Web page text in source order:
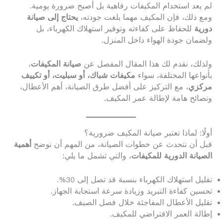
لم يعد استخدام المكيفات رفاهية بل أصبح ضرورة يومية.
ومع ذلك، فإن المكيف مهما بلغت جودته، يحتاج إلى صيانة
دورية للحفاظ على كفاءته وتوفير استهلاك الكهرباء، بل
ولضمان جودة الهواء داخل المنزل.
ولذلك، نقدم لك هذا المقال المفصل عن صيانة المكيفات،
بأنواعها المختلفة، سواء مكيفات شباك، أو سبليت، أو تكييف
مركزي، مع التركيز على أفضل طرق الصيانة، أهم الأعطال،
ونصائح هامة لإطالة عمر المكيف.
أولًا: لماذا تعتبر صيانة المكيف ضرورية؟
قبل أن نتحدث عن خطوات الصيانة، من المهم أن نوضح أهمية
الصيانة الدورية للمكيفات، والتي تشمل ما يلي:
تقليل استهلاك الكهرباء بنسبة قد تصل إلى 30%.
تحسين كفاءة التبريد وزيادة سرعة استجابة الجهاز.
تقليل الأعطال المفاجئة خلال فصل الصيف.
إطالة العمر الافتراضي للمكيف.